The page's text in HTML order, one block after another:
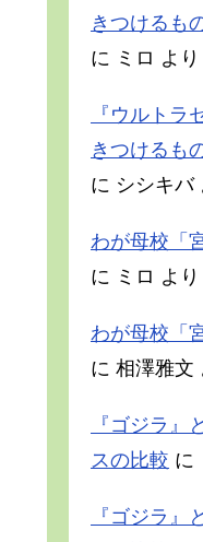
きつけるも
に ミロ より
『ウルトラ
きつけるも
に シシキバ
わが母校「
に ミロ より
わが母校「
に 相澤雅文
『ゴジラ』
スの比較 に
『ゴジラ』